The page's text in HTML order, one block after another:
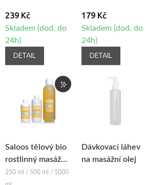
239 Kč
Skladem (dod. do
24h)
DETAIL
179 Kč
Skladem (dod. do
24h)
DETAIL
Saloos tělový bio
rostlinný masážní
olej DEVĚT
250 ml / 500 ml / 1000
Dávkovací láhev
na masážní olej